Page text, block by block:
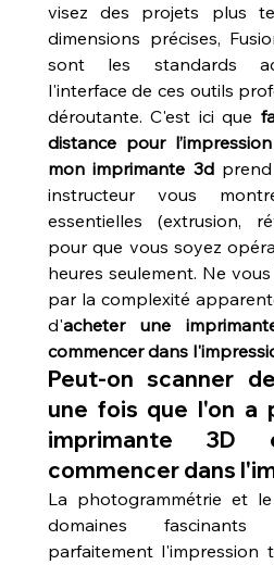
visez des projets plus
dimensions précises,
sont les standards
l'interface de ces outils
déroutante. C'est ici que
distance pour
mon imprimante 3d prend
instructeur vous
essentielles (extrusion,
pour que vous soyez
heures seulement. Ne
par la complexité
d'acheter une
commencer dans
Peut-on scanner
une fois que l'on a
imprimante
commencer dans
La photogrammétrie et
domaines
parfaitement l'impression